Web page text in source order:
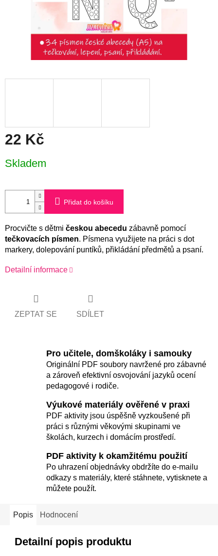
22 Kč
cena:
Skladem
Přidat do košíku
Procvičte s dětmi českou abecedu zábavně pomocí
tečkovacích písmen. Písmena využijete na práci s dot
markery, dolepování puntíků, přikládání předmětů a psaní.
Detailní informace
ZEPTAT SE SDÍLET
Pro učitele, domškoláky i samouky
Originální PDF soubory navržené pro zábavné
a zároveň efektivní osvojování jazyků ocení
pedagogové i rodiče.
Výukové materiály ověřené v praxi
PDF aktivity jsou úspěšně vyzkoušené při
práci s různými věkovými skupinami ve
školách, kurzech i domácím prostředí.
PDF aktivity k okamžitému použití
Po uhrazení objednávky obdržíte do e-mailu
odkazy s materiály, které stáhnete, vytisknete a
můžete použít.
Popis Hodnocení
Detailní popis produktu